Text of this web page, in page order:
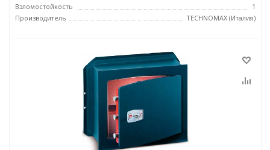
Взломостойкость
1
Производитель
TECHNOMAX (Италия)